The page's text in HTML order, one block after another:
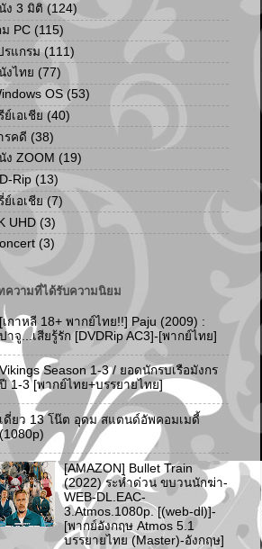
ง 3 มิติ (124)
ม PC (115)
รแกรม (111)
งไทย (77)
OS (53)
ย์เอเชีย (40)
รคดี (38)
ง ZOOM (19)
Rip (13)
ย์เอเชีย (7)
UHD (3)
(3)
ความที่ได้รับความนิยม
[เกาหลี 18+ พากย์ไทย!!] Paju (2009) :
ปาจู...เสียรู้รัก [DVDRip AC3]-[พากย์ไทย]
Vikings Season 1-3 / ยอดนักรบเรือมังกร
ปี 1-3 [พากย์ไทย+บรรยายไทย]
เดี่ยว 13 โน๊ต อุดม สแตนด์อัพคอมเมดี้
(1080p)
[AMAZON] Bullet Train
(2022) ระห่ำด่วน ขบวนนักฆ่า-
WEB-DL.EAC-
3.Atmos.1080p. [(web-dl)]-
[พากย์อังกฤษ Atmos 5.1
บรรยายไทย (Master)-อังกฤษ]